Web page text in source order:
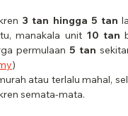
3 tan hingga 5 tan
manakala unit 10 tan
permulaan 5 tan
)
atau terlalu mahal,
semata-mata.